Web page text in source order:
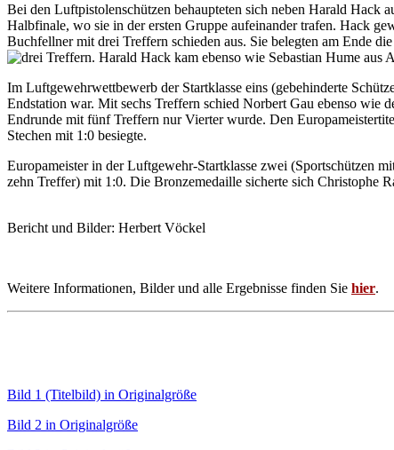
Bei den Luftpistolenschützen behaupteten sich neben Harald Hack
Halbfinale, wo sie in der ersten Gruppe aufeinander trafen. Hack
Buchfellner mit drei Treffern schieden aus. Sie belegten am Ende
drei Treffern. Harald Hack kam ebenso wie Sebastian Hume
Im Luftgewehrwettbewerb der Startklasse eins (gebehinderte
Endstation war. Mit sechs Treffern schied Norbert Gau ebenso wie
Endrunde mit fünf Treffern nur Vierter wurde. Den
Stechen mit 1:0 besiegte.
Europameister in der Luftgewehr-Startklasse zwei (Sportschützen
zehn Treffer) mit 1:0. Die Bronzemedaille sicherte sich Christophe
Bericht und Bilder: Herbert Vöckel
Weitere Informationen, Bilder und alle Ergebnisse finden Sie hier.
Bild 1 (Titelbild) in Originalgröße
Bild 2 in Originalgröße